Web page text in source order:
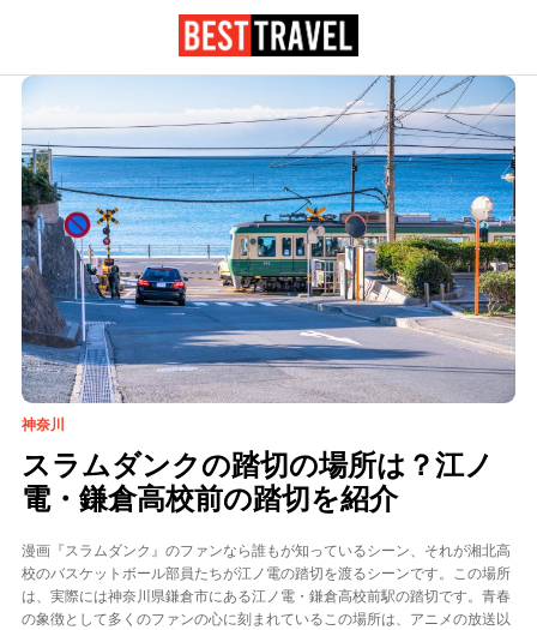
神奈川
スラムダンクの踏切の場所は？江ノ
電・鎌倉高校前の踏切を紹介
漫画『スラムダンク』のファンなら誰もが知っているシーン、それが湘北高
校のバスケットボール部員たちが江ノ電の踏切を渡るシーンです。この場所
は、実際には神奈川県鎌倉市にある江ノ電・鎌倉高校前駅の踏切です。青春
の象徴として多くのファンの心に刻まれているこの場所は、アニメの放送以